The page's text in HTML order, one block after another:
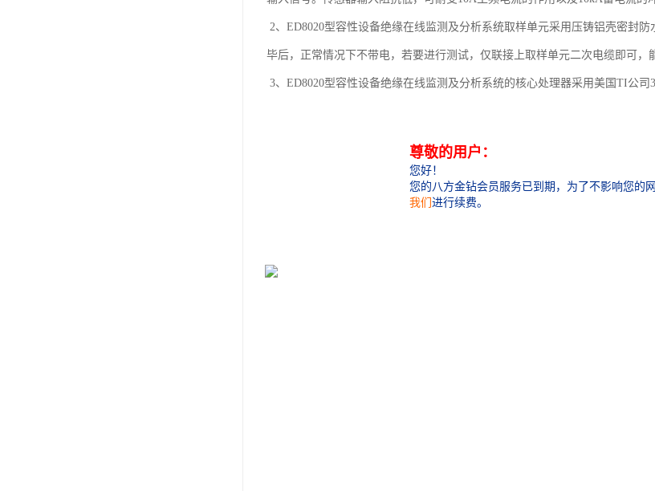
2、ED8020型容性设备绝缘在线监测及分析系统取样单元采用压铸铝壳密封
毕后，正常情况下不带电，若要进行测试，仅联接上取样单元二次电缆即可，
3、ED8020型容性设备绝缘在线监测及分析系统的核心处理器采用美国TI公
系统，并采用外扩16位、高速、多路同步采样模拟数字转换器（A/D），实
4、ED8020型容性设备绝缘在线监测及分析系统提供两种介质损耗在线检测
可用PT二次侧电压作基准信号，对设备的电容量及介质损耗值进行测量。采
试精度及其稳定性问题，结合完善的电磁屏蔽措施和的数字滤波处理技术，
5、ED8020型容性设备绝缘在线监测及分析系统增加了同相电容型设备介损
准信号所导致的介损测试结果失真，还有助于减弱相间电场干扰的影响程度。
6、ED8020型容性设备绝缘在线监测及分析系统配备大屏幕中文液晶屏，用
7、ED8020型容性设备绝缘在线监测及分析系统不但具有在线实时检测的功
8、ED8020型容性设备绝缘在线监测及分析系统采用外置式传感器取代 “取
9、ED8020型容性设备绝缘在线监测及分析系统采用便携式设计结构，操作
装置具有限流电阻投切控制单元接口，当电流过设定限值时自动逐档投入限